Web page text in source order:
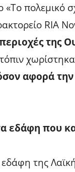
πολεμικό
RIA
της
όσον αφορά
εδάφη που
της